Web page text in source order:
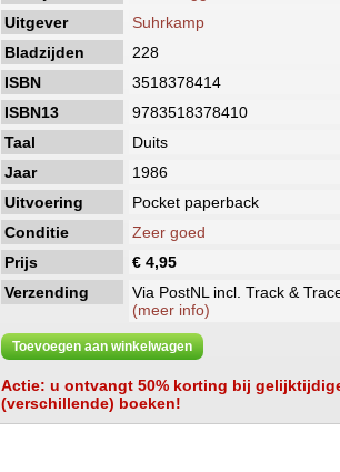
Uitgever
Suhrkamp
Bladzijden
228
ISBN
3518378414
ISBN13
9783518378410
Taal
Duits
Jaar
1986
Uitvoering
Pocket paperback
Conditie
Zeer goed
Prijs
€ 4,95
Verzending
Via PostNL incl. Track &
(meer info)
Toevoegen aan winkelwagen
Actie: u ontvangt 50% korting bij
(verschillende) boeken!